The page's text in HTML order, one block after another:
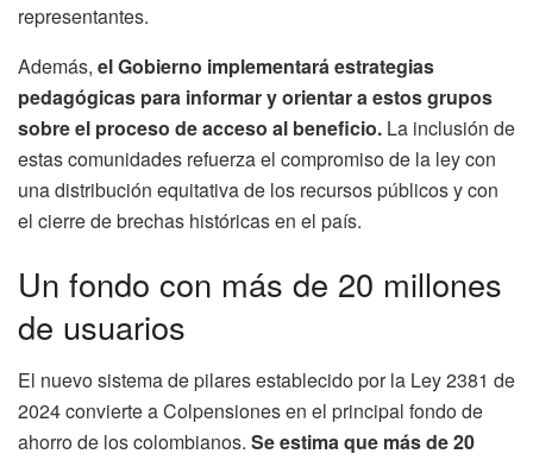
representantes.
Además, el Gobierno implementará estrategias
pedagógicas para informar y orientar a estos grupos
sobre el proceso de acceso al beneficio. La inclusión de
estas comunidades refuerza el compromiso de la ley con
una distribución equitativa de los recursos públicos y con
el cierre de brechas históricas en el país.
Un fondo con más de 20 millones
de usuarios
El nuevo sistema de pilares establecido por la Ley 2381 de
2024 convierte a Colpensiones en el principal fondo de
ahorro de los colombianos. Se estima que más de 20